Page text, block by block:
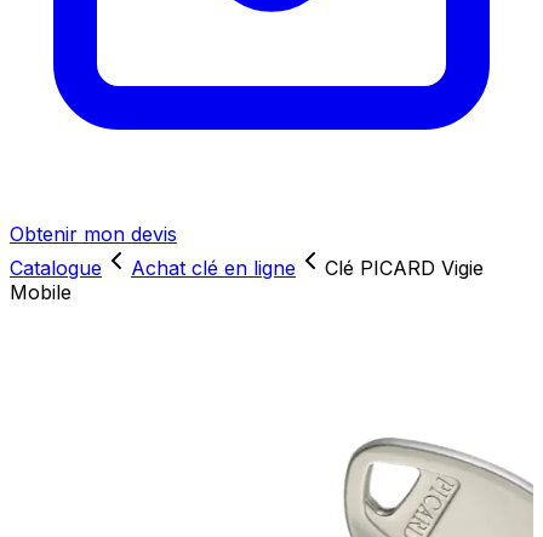
Obtenir mon devis
Catalogue
Achat clé en ligne
Clé PICARD Vigie
Mobile